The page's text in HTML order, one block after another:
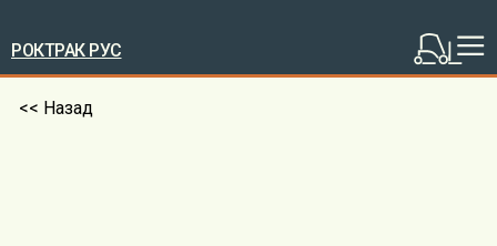
РОКТРАК РУС
<< Назад